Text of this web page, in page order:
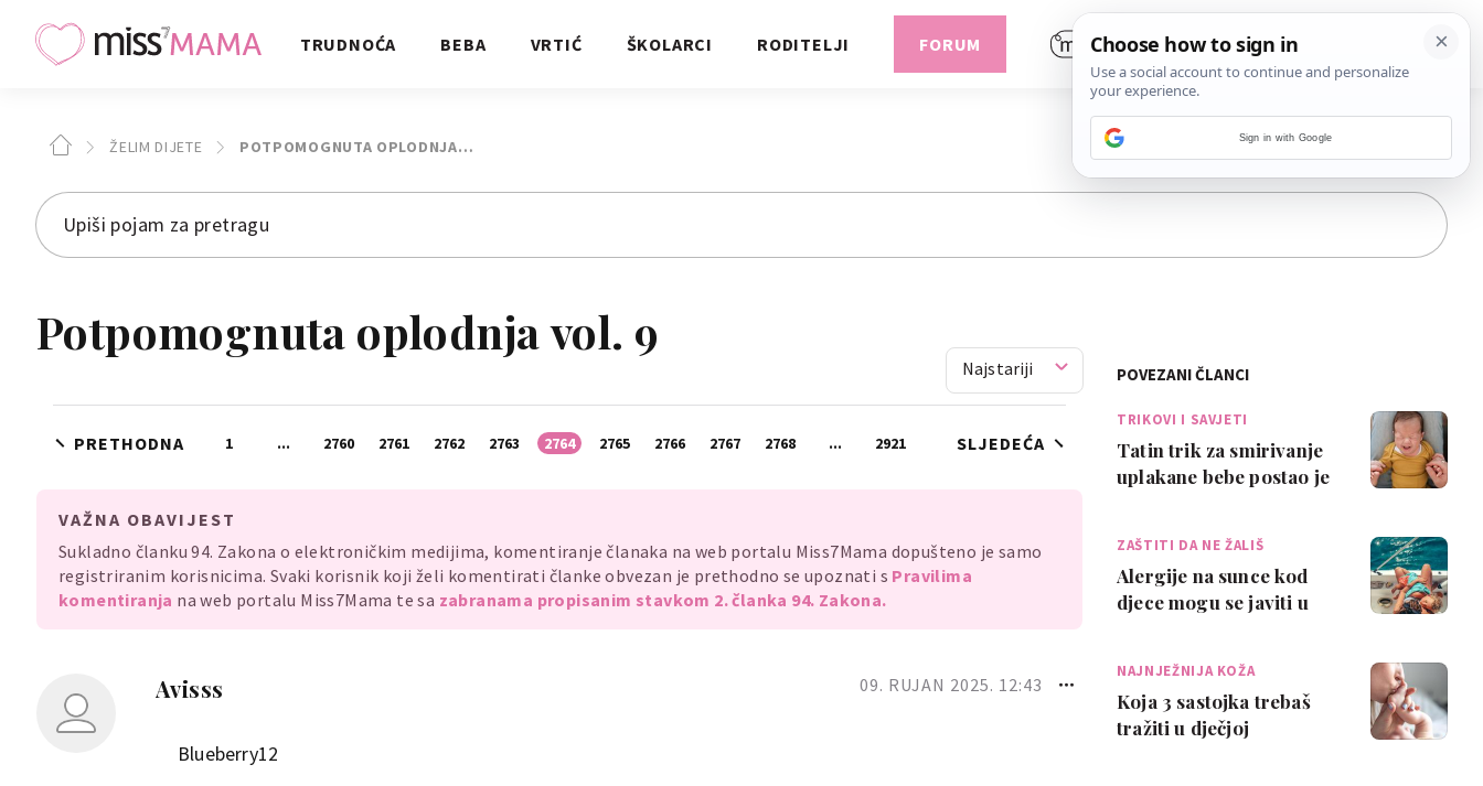
TRUDNOĆA BEBA VRTIĆ ŠKOLARCI RODITELJI FORUM
ŽELIM DIJETE POTPOMOGNUTA OPLODNJA…
Potpomognuta oplodnja vol. 9
Najstariji
PRETHODNA 1 ... 2760 2761 2762 2763 2764 2765 2766 2767 2768 ... 2921 SLJEDEĆA
VAŽNA OBAVIJEST
Sukladno članku 94. Zakona o elektroničkim medijima, komentiranje članaka na web portalu Miss7Mama dopušteno je samo
registriranim korisnicima. Svaki korisnik koji želi komentirati članke obvezan je prethodno se upoznati s Pravilima
komentiranja na web portalu Miss7Mama te sa zabranama propisanim stavkom 2. članka 94. Zakona.
Avisss 09. RUJAN 2025. 12:43
Blueberry12
POVEZANI ČLANCI
TRIKOVI I SAVJETI
Tatin trik za smirivanje
uplakane bebe postao je
ZAŠTITI DA NE ŽALIŠ
Alergije na sunce kod
djece mogu se javiti u
NAJNJEŽNIJA KOŽA
Koja 3 sastojka trebaš
tražiti u dječjoj
Sign in with Google